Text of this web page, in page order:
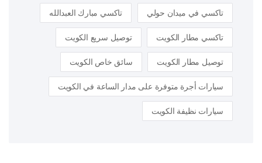
تاكسي في ميدان حولي تاكسي مبارك العبدالله
تاكسي مطار الكويت توصيل سريع الكويت
توصيل مطار الكويت سائق خاص الكويت
سيارات أجرة متوفرة على مدار الساعة في الكويت
سيارات نظيفة الكويت